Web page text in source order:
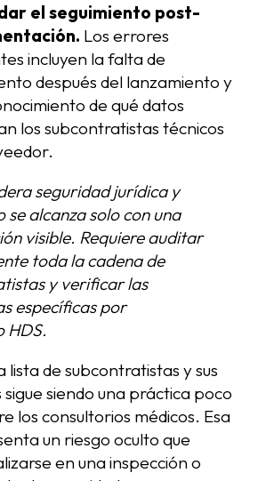
el seguimiento post-
Los errores
incluyen la falta de
después del lanzamiento y
de qué datos
los subcontratistas técnicos
seguridad jurídica y
se alcanza solo con una
visible. Requiere auditar
toda la cadena de
y verificar las
específicas por
HDS.
lista de subcontratistas y sus
siendo una práctica poco
los consultorios médicos. Esa
un riesgo oculto que
en una inspección o